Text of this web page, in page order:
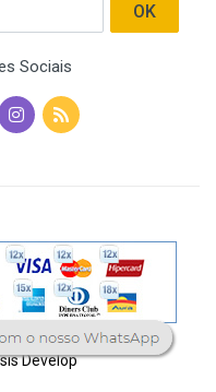
OK
Sociais
Develop